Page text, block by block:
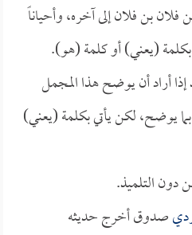
بن فلان إلى آخره، وأحياناً
بكلمة (يعني) أو كلمة (هو).
أراد أن يوضح هذا المجمل
يوضح، لكن يأتي بكلمة (يعني)
التلميذ.
صدوق أخرج حديثه